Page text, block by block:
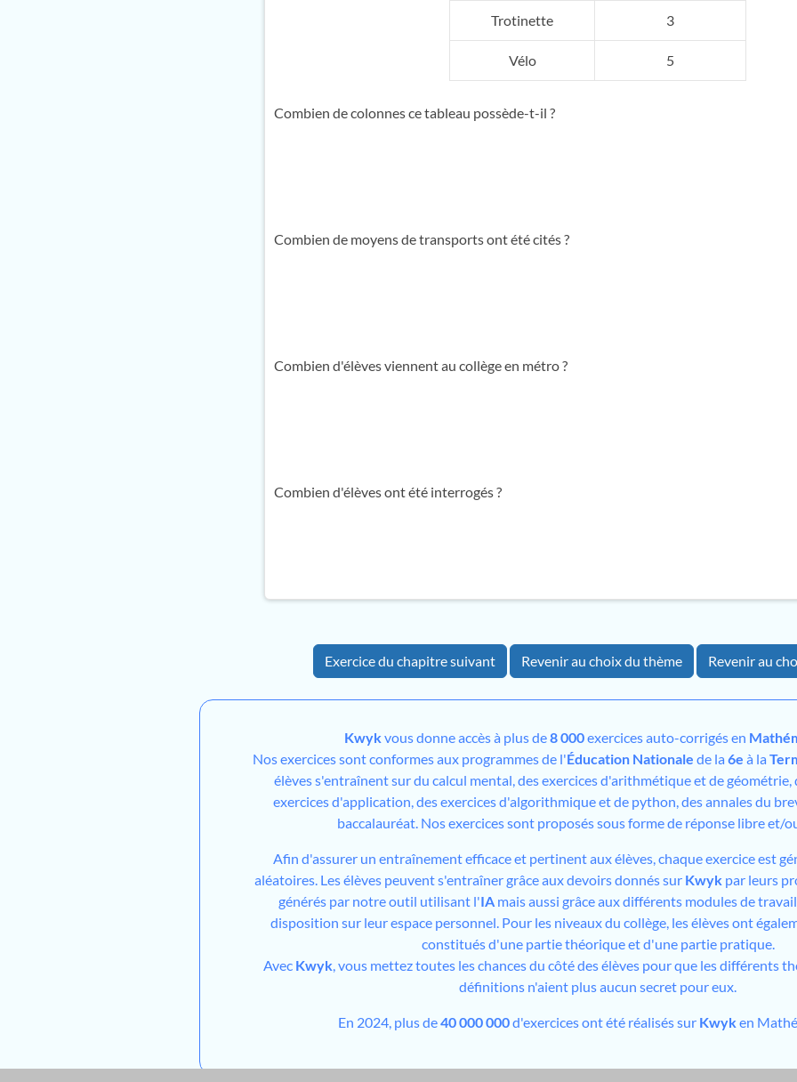
Trotinette 3
Vélo 5
Combien de colonnes ce tableau possède-t-il ?
Combien de moyens de transports ont été cités ?
Combien d'élèves viennent au collège en métro ?
Combien d'élèves ont été interrogés ?
Exercice du chapitre suivant Revenir au choix du thème Revenir au
Kwykvous donne accès à plus de8 000exercices auto-corrigés en
Nos exercices sont conformes aux programmes de l'Éducation Nationale de la 6e à la
élèves s'entraînent sur du calcul mental, des exercices d'arithmétique et de géométrie,
exercices d'application, des exercices d'algorithmique et de python, des annales du
baccalauréat. Nos exercices sont proposés sous forme de réponse libre et/
Afin d'assurer un entraînement efficace et pertinent aux élèves, chaque exercice est
aléatoires. Les élèves peuvent s'entraîner grâce aux devoirs donnés sur Kwyk par leurs
générés par notre outil utilisant l'IAmais aussi grâce aux différents modules de
disposition sur leur espace personnel. Pour les niveaux du collège, les élèves ont
constitués d'une partie théorique et d'une partie pratique.
Avec Kwyk , vous mettez toutes les chances du côté des élèves pour que les différents
définitions n'aient plus aucun secret pour eux.
En 2024, plus de40 000 000d'exercices ont été réalisés sur Kwyken